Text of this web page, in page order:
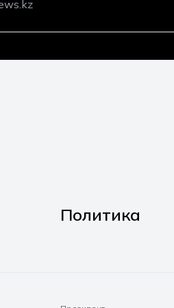
Политика